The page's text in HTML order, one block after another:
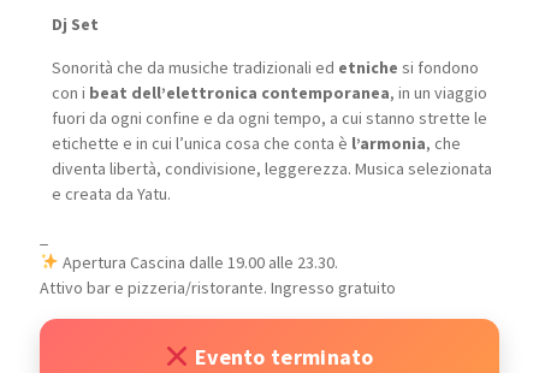
Dj Set
Sonorità che da musiche tradizionali ed etniche si fondono
con i beat dell’elettronica contemporanea, in un viaggio
fuori da ogni confine e da ogni tempo, a cui stanno strette le
etichette e in cui l’unica cosa che conta è l’armonia, che
diventa libertà, condivisione, leggerezza. Musica selezionata
e creata da Yatu.
Apertura Cascina dalle 19.00 alle 23.30.
Attivo bar e pizzeria/ristorante. Ingresso gratuito
Evento terminato